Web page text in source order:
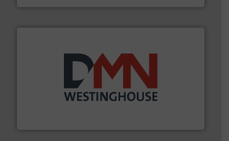
plastic-, (petro) chemische, farmaceutische,
mineralen-, energie en biomassa industrieën.